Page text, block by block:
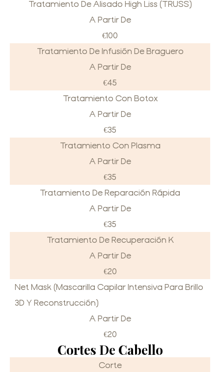
Tratamiento De Alisado High Liss (TRUSS)
A Partir De
€100
Tratamiento De Infusión De Braguero
A Partir De
€45
Tratamiento Con Botox
A Partir De
€35
Tratamiento Con Plasma
A Partir De
€35
Tratamiento De Reparación Rápida
A Partir De
€35
Tratamiento De Recuperación K
A Partir De
€20
Net Mask (mascarilla Capilar Intensiva Para Brillo
3D Y Reconstrucción)
A Partir De
€20
Cortes De Cabello
Corte